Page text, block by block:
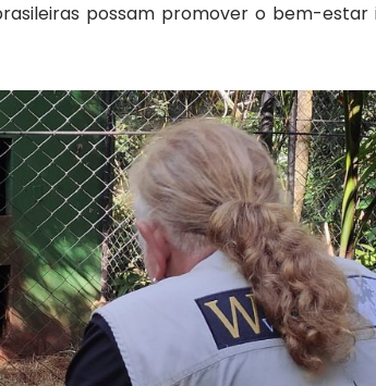
possam promover o bem-